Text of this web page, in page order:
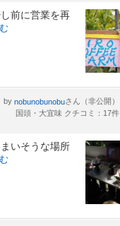
前に営業を再
by nobunobunobuさん（非公開）
国頭・大宜味 クチコミ：17件
いそうな場所